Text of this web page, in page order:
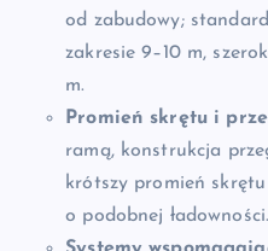
od zabudowy;
zakresie 9–10 m,
m.
Promień skrętu i
ramą, konstrukcja
krótszy promień
o podobnej ładowności.